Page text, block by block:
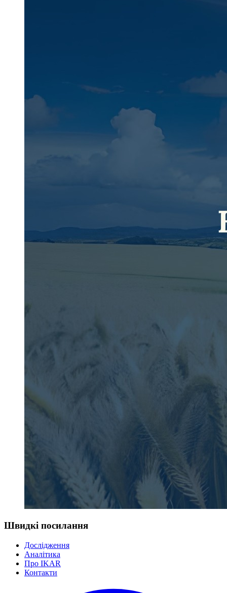
Швидкі посилання
Дослідження
Аналітика
Про IKAR
Контакти